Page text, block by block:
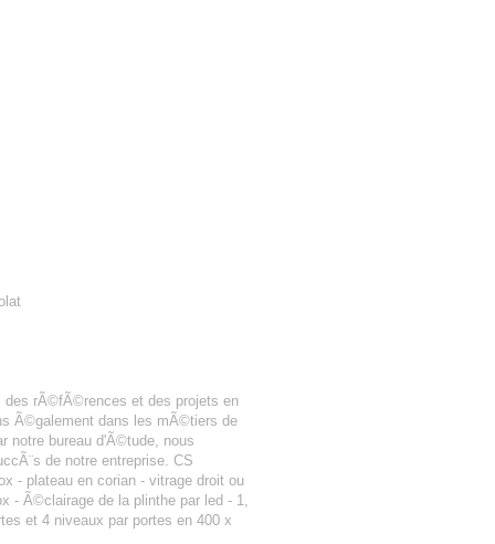
des rÃ©fÃ©rences et des projets en
Ã©galement dans les mÃ©tiers de
notre bureau d'Ã©tude, nous
de notre entreprise. CS
- plateau en corian - vitrage droit ou
- Ã©clairage de la plinthe par led - 1,
et 4 niveaux par portes en 400 x